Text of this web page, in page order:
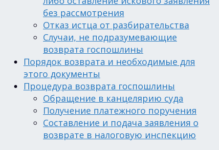
без рассмотрения
Отказ истца от разбирательства
Случаи, не подразумевающие
возврата госпошлины
Порядок возврата и необходимые для
этого документы
Процедура возврата госпошлины
Обращение в канцелярию суда
Получение платежного поручения
Составление и подача заявления о
возврате в налоговую инспекцию